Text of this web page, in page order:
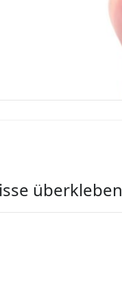
überkleben